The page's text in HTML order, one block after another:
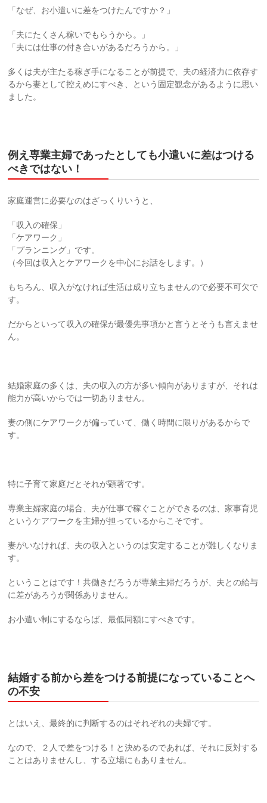
「なぜ、お小遣いに差をつけたんですか？」
「夫にたくさん稼いでもらうから。」
「夫には仕事の付き合いがあるだろうから。」
多くは夫が主たる稼ぎ手になることが前提で、夫の経済力に依存す
るから妻として控えめにすべき、という固定観念があるように思い
ました。
例え専業主婦であったとしても小遣いに差はつける
べきではない！
家庭運営に必要なのはざっくりいうと、
「収入の確保」
「ケアワーク」
「プランニング」です。
（今回は収入とケアワークを中心にお話をします。）
もちろん、収入がなければ生活は成り立ちませんので必要不可欠で
す。
だからといって収入の確保が最優先事項かと言うとそうも言えませ
ん。
結婚家庭の多くは、夫の収入の方が多い傾向がありますが、それは
能力が高いからでは一切ありません。
妻の側にケアワークが偏っていて、働く時間に限りがあるからで
す。
特に子育て家庭だとそれが顕著です。
専業主婦家庭の場合、夫が仕事で稼ぐことができるのは、家事育児
というケアワークを主婦が担っているからこそです。
妻がいなければ、夫の収入というのは安定することが難しくなりま
す。
ということはです！共働きだろうが専業主婦だろうが、夫との給与
に差があろうが関係ありません。
お小遣い制にするならば、最低同額にすべきです。
結婚する前から差をつける前提になっていることへ
の不安
とはいえ、最終的に判断するのはそれぞれの夫婦です。
なので、２人で差をつける！と決めるのであれば、それに反対する
ことはありませんし、する立場にもありません。